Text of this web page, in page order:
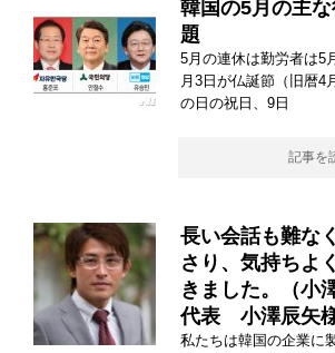
韓国の5月の主
題
5月の連休は勤労者は5
月3日が仏誕節（旧暦4
の日の祝日、9日
記事を
長い会話も難な
さり、気持ちよ
きました。（小
代表 小澤辰矢様
私たちは韓国の企業に